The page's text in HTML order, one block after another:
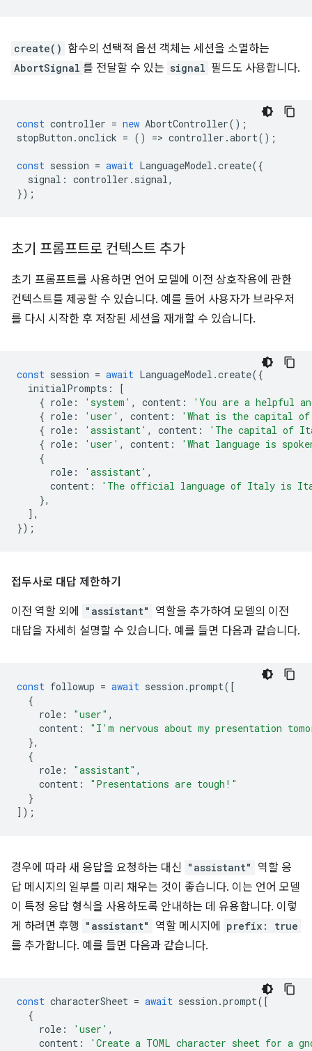
create() 함수의 선택적 옵션 객체는 세션을 소멸하는
AbortSignal 를 전달할 수 있는 signal 필드도 사용합니다.
const controller = new AbortController();
stopButton .onclick = () => controller .abort();
const session = await LanguageModel .create({
signal : controller . signal,
});
초기 프롬프트로 컨텍스트 추가
초기 프롬프트를 사용하면 언어 모델에 이전 상호작용에 관한
컨텍스트를 제공할 수 있습니다. 예를 들어 사용자가 브라우저
를 다시 시작한 후 저장된 세션을 재개할 수 있습니다.
const session = await LanguageModel .create({
initialPrompts :
[
{ role : 'system' , content :
'You are a helpful
{ role : 'user' , content :
'What is the capital
{ role : 'assistant' , content :
'The capital of
{ role : 'user' , content :
'What language is
{
role : 'assistant' ,
content :
'The official language of Italy is
},
],
});
접두사로 대답 제한하기
이전 역할 외에 "assistant"
역할을 추가하여 모델의 이전
대답을 자세히 설명할 수 있습니다. 예를 들면 다음과 같습니다.
const followup = await session .prompt([
{
role : "user" ,
content :
"I'm nervous about my presentation
},
{
role : "assistant" ,
content :
"Presentations are tough!"
}
]);
경우에 따라 새 응답을 요청하는 대신 "assistant"
역할 응
답 메시지의 일부를 미리 채우는 것이 좋습니다. 이는 언어 모델
이 특정 응답 형식을 사용하도록 안내하는 데 유용합니다. 이렇
게 하려면 후행
"assistant" 역할 메시지에 prefix: true
를 추가합니다. 예를 들면 다음과 같습니다.
const characterSheet = await session .prompt([
{
role : 'user' ,
content :
'Create a TOML character sheet for a